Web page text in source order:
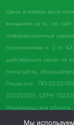
Цены в аптеках могут
внимание на то, что
информационный
положениями п. 2 ст.
действующих ценах на
пожалуйста,
Лицензия - ЛО-52-02-
520201001; ОГРН
Нижегородская
д. 33, пом. 21.
Мы